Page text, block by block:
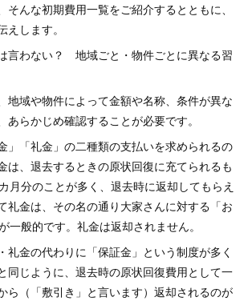
そんな初期費用一覧をご紹介するとともに、
します。
言わない？ 地域ごと・物件ごとに異なる習
地域や物件によって金額や名称、条件が異な
あらかじめ確認することが必要です。
」「礼金」の二種類の支払いを求められるの
は、退去するときの原状回復に充てられるも
月分のことが多く、退去時に返却してもらえ
礼金は、その名の通り大家さんに対する「お
一般的です。礼金は返却されません。
礼金の代わりに「保証金」という制度が多く
同じように、退去時の原状回復費用として一
ら（「敷引き」と言います）返却されるのが